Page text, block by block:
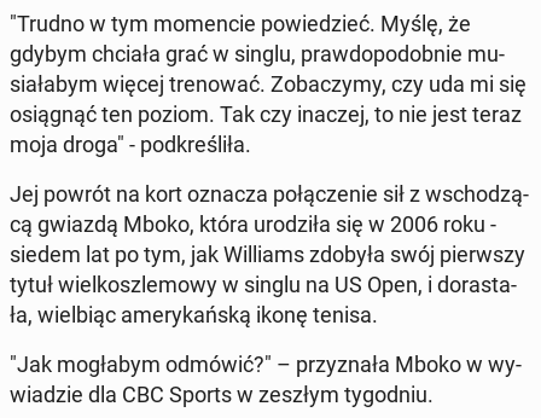
"Trudno w tym mo­men­cie po­wie­dzieć. Myślę, że
gdybym chciała grać w singlu, praw­do­po­dob­nie mu­
sia­ła­bym więcej tre­no­wać. Zo­ba­czy­my, czy uda mi się
osią­gnąć ten poziom. Tak czy inaczej, to nie jest teraz
moja droga" - pod­kre­śli­ła.
Jej powrót na kort oznacza po­łą­cze­nie sił z wscho­dzą­
cą gwiazdą Mboko, która uro­dzi­ła się w 2006 roku -
siedem lat po tym, jak Wil­liams zdobyła swój pierw­szy
tytuł wiel­kosz­le­mo­wy w singlu na US Open, i do­ra­sta­
ła, wiel­biąc ame­ry­kań­ską ikonę tenisa.
"Jak mo­gła­bym odmówić?" – przy­zna­ła Mboko w wy­
wia­dzie dla CBC Sports w zeszłym ty­go­dniu.